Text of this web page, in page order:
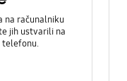
na računalniku
jih ustvarili na
telefonu.